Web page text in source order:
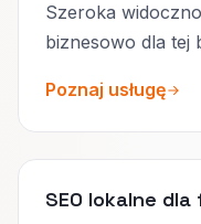
Szeroka
biznesowo dla tej
Poznaj usługę
SEO lokalne